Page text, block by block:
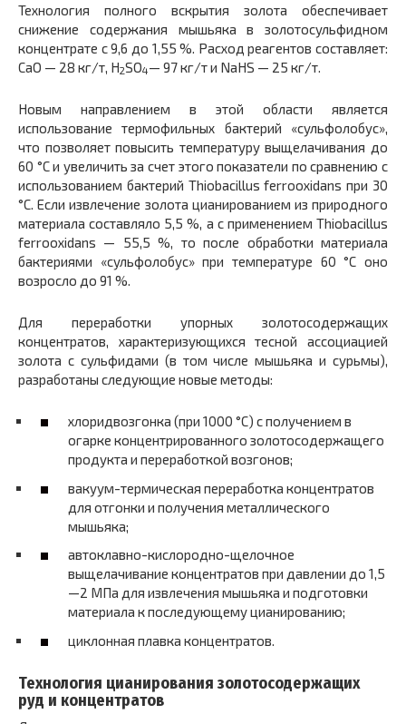
Технология полного вскрытия золота обеспечивает
снижение содержания мышьяка в золотосульфидном
концентрате с 9,6 до 1,55 %. Расход реагентов составляет:
CaO — 28 кг/т, H2SO4— 97 кг/т и NaHS — 25 кг/т.
Новым направлением в этой области является
использование термофильных бактерий «сульфолобус»,
что позволяет повысить температуру выщелачивания до
60 °С и увеличить за счет этого показатели по сравнению с
использованием бактерий Thiobacillus ferrooxidans при 30
°С. Если извлечение золота цианированием из природного
материала составляло 5,5 %, а с применением Thiobacillus
ferrooxidans — 55,5 %, то после обработки материала
бактериями «сульфолобус» при температуре 60 °С оно
возросло до 91 %.
Для переработки упорных золотосодержащих
концентратов, характеризующихся тесной ассоциацией
золота с сульфидами (в том числе мышьяка и сурьмы),
разработаны следующие новые методы:
хлоридвозгонка (при 1000 °С) с получением в
огарке концентрированного золотосодержащего
продукта и переработкой возгонов;
вакуум-термическая переработка концентратов
для отгонки и получения металлического
мышьяка;
автоклавно-кислородно-щелочное
выщелачивание концентратов при давлении до 1,5
—2 МПа для извлечения мышьяка и подготовки
материала к последующему цианированию;
циклонная плавка концентратов.
Технология цианирования золотосодержащих
руд и концентратов